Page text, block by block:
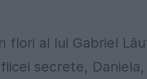
flori al lui Gabriel
secrete, Daniela,